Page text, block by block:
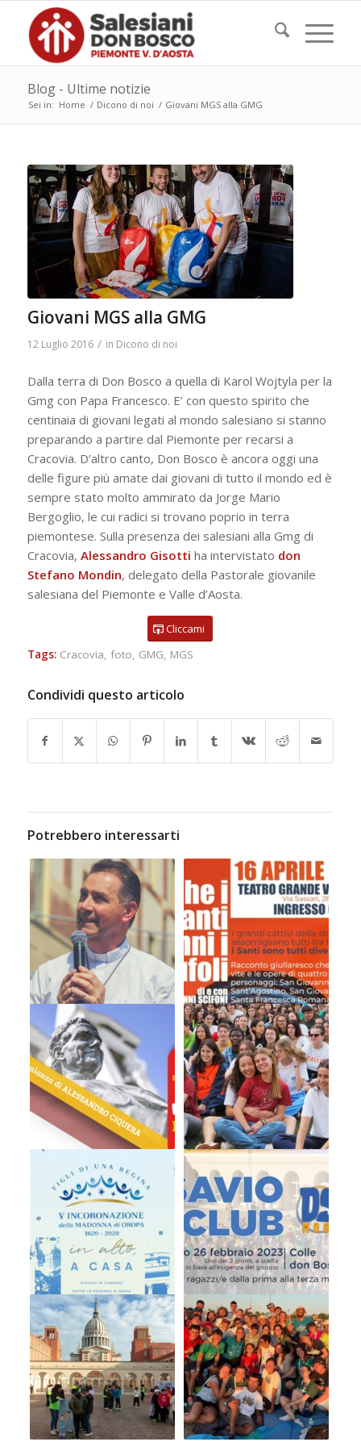
Blog - Ultime notizie
Sei in: Home / Dicono di noi / Giovani MGS alla GMG
Giovani MGS alla GMG
12 Luglio 2016 / in Dicono di noi
Dalla terra di Don Bosco a quella di Karol Wojtyla per la
Gmg con Papa Francesco. E’ con questo spirito che
centinaia di giovani legati al mondo salesiano si stanno
preparando a partire dal Piemonte per recarsi a
Cracovia. D’altro canto, Don Bosco è ancora oggi una
delle figure più amate dai giovani di tutto il mondo ed è
sempre stato molto ammirato da Jorge Mario
Bergoglio, le cui radici si trovano poprio in terra
piemontese. Sulla presenza dei salesiani alla Gmg di
Cracovia, Alessandro Gisotti ha intervistato don
Stefano Mondin, delegato della Pastorale giovanile
salesiana del Piemonte e Valle d’Aosta.
Cliccami
Tags: Cracovia, foto, GMG, MGS
Condividi questo articolo
Potrebbero interessarti